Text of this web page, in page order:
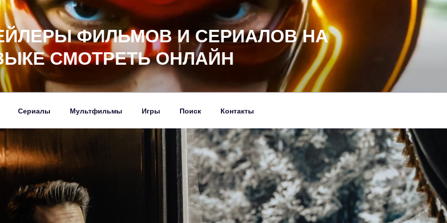
ФИЛЬМОВ И СЕРИАЛОВ НА
СМОТРЕТЬ ОНЛАЙН
Сериалы Мультфильмы Игры Поиск Контакты